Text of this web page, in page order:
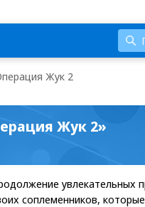
Жук 2
Жук 2»
увлекательных
соплеменников,